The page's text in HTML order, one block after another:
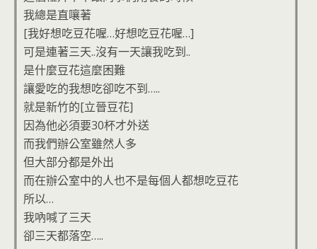
我總是直嚷著
[我好想吃豆花喔…好想吃豆花喔…]
可是連著三天..沒有一天讓我吃到..
是什麼豆花這麼困難
讓愛吃的我想吃卻吃不到…..
就是新竹的[立晉豆花]
因為他必須要30杯才外送
而我們辦公室雖然人多
但大部分都是外出
而在辦公室中的人也不是每個人都想吃豆花
所以…
我吶喊了三天
卻三天都落空…..